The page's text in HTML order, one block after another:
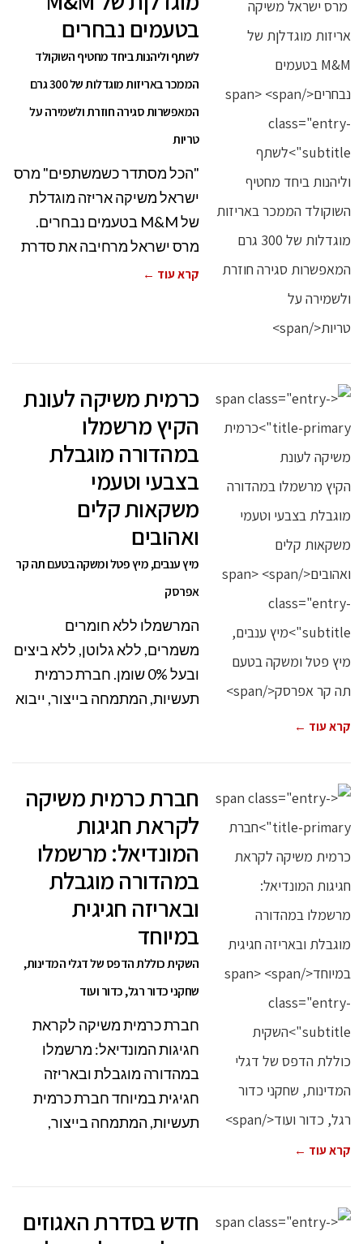
בטעמים נבחרים
לשתף וליהנות ביחד מחטיף השוקולד
הממכר באריזות מוגדלות של 300 גרם
המאפשרות סגירה חוזרת ולשמירה על
טריות
"הכל מסתדר כשמשתפים" מרס
ישראל משיקה אריזה מוגדלת
של M&M בטעמים נבחרים.
מרס ישראל מרחיבה את סדרת
קרא עוד ←
כרמית משיקה לעונת
הקיץ מרשמלו
במהדורה מוגבלת
בצבעי וטעמי
משקאות קלים
ואהובים
מיץ ענבים, מיץ פטל ומשקה בטעם תה קר
אפרסק
המרשמלו ללא חומרים
משמרים, ללא גלוטן, ללא ביצים
ובעל 0% שומן. חברת כרמית
תעשיות, המתמחה בייצור, ייבוא
קרא עוד ←
חברת כרמית משיקה
לקראת חגיגות
המונדיאל: מרשמלו
במהדורה מוגבלת
ובאריזה חגיגית
במיוחד
השקית כוללת הדפס של דגלי המדינות,
שחקני כדור רגל, כדור ועוד
חברת כרמית משיקה לקראת
חגיגות המונדיאל: מרשמלו
במהדורה מוגבלת ובאריזה
חגיגית במיוחד חברת כרמית
תעשיות, המתמחה בייצור,
קרא עוד ←
חדש בסדרת האגוזים